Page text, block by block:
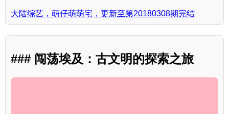
大陆综艺，萌仔萌萌宅，更新至第20180308期完结
### 闯荡埃及：古文明的探索之旅